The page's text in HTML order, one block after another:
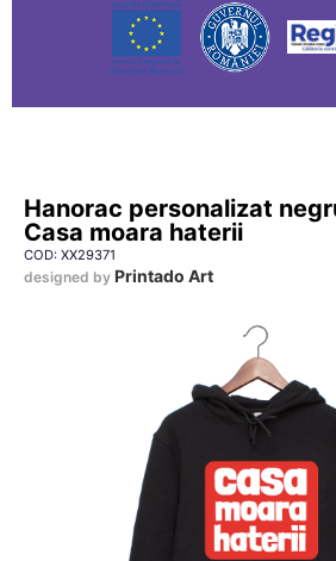
Hanorac personalizat
Casa moara haterii
COD: XX29371
designed by Printado Art